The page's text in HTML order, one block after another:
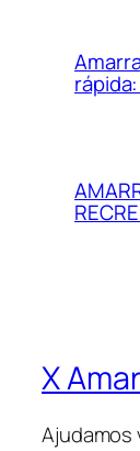
X
Ajudamos